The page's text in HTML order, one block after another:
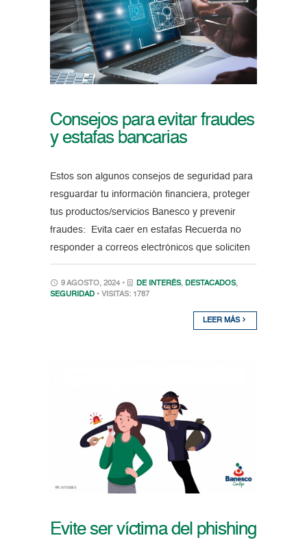
Consejos para evitar fraudes
y estafas bancarias
Estos son algunos consejos de seguridad para
resguardar tu información financiera, proteger
tus productos/servicios Banesco y prevenir
fraudes: Evita caer en estafas Recuerda no
responder a correos electrónicos que soliciten
9 AGOSTO, 2024 • DE INTERÉS, DESTACADOS,
SEGURIDAD • VISITAS: 1787
LEER MÁS
Evite ser víctima del phishing